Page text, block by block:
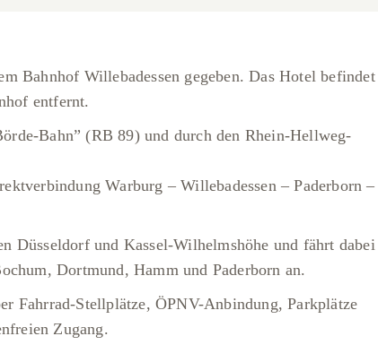
Bahnhof Willebadessen gegeben. Das Hotel befindet
entfernt.
Bahn” (RB 89) und durch den Rhein-Hellweg-
Warburg – Willebadessen – Paderborn –
Düsseldorf und Kassel-Wilhelmshöhe und fährt dabei
Dortmund, Hamm und Paderborn an.
Fahrrad-Stellplätze, ÖPNV-Anbindung, Parkplätze
Zugang.